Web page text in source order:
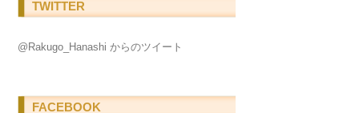
TWITTER
@Rakugo_Hanashi からのツイート
FACEBOOK